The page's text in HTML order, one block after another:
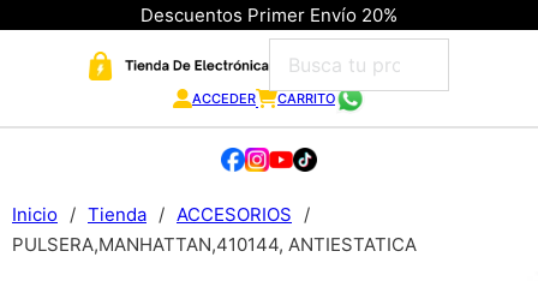
Descuentos Primer Envío 20%
ACCEDER CARRITO
Inicio / Tienda / ACCESORIOS
/
PULSERA,MANHATTAN,410144, ANTIESTATICA